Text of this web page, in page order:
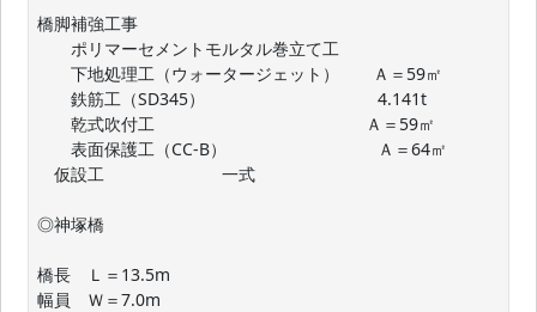
橋脚補強工事
ポリマーセメントモルタル巻立て工
下地処理工（ウォータージェット）　　Ａ＝59㎡
鉄筋工（SD345）　　　　　 　　　　　4.141t
乾式吹付工　　　　　 　　 　　　　　Ａ＝59㎡
表面保護工（CC-B）　　　　　　　　　Ａ＝64㎡
仮設工　　　　　　　一式
◎神塚橋
橋長　Ｌ＝13.5m
幅員　Ｗ＝7.0m